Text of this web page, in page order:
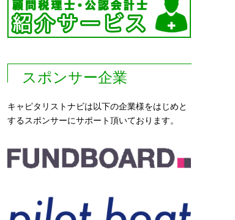
スポンサー企業
キャピタリストナビは以下の企業様をはじめと
するスポンサーにサポート頂いております。